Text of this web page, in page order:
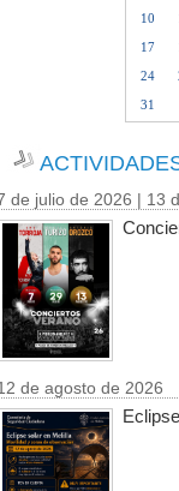
10
17
24
31
de julio de 2026 | 13
de agosto de 2026